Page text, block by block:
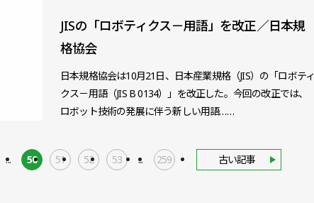
JISの「ロボティクス－用語」を改正／日本規
格協会
日本規格協会は10月21日、日本産業規格（JIS）の「ロボティ
クス－用語（JIS B 0134）」を改正した。今回の改正では、
ロボット技術の発展に伴う新しい用語……
... 50 51 52 53 ... 259 古い記事